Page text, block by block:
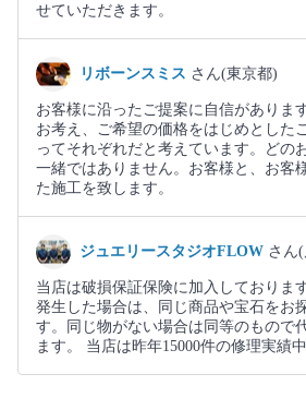
せていただきます。
リボーンスミス さん(東京都)
お客様に沿ったご提案に自信がありま
お考え、ご希望の価格をはじめとした
ってそれぞれだと考えています。どの
一緒ではありません。お客様と、お客
た施工を致します。
ジュエリースタジオFLOW さん
当店は破損保証保険に加入しておりま
発生した場合は、同じ商品や宝石をお
す。同じ物がない場合は同等のもので
ます。 当店は昨年15000件の修理実績